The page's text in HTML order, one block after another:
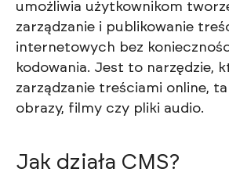
umożliwia użytkownikom
zarządzanie i publikowanie
internetowych bez
kodowania. Jest to narzędzie,
zarządzanie treściami online,
obrazy, filmy czy pliki audio.
Jak działa CMS?